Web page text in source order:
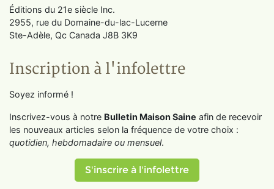
Éditions du 21e siècle Inc.
2955, rue du Domaine-du-lac-Lucerne
Ste-Adèle, Qc Canada J8B 3K9
Inscription à l'infolettre
Soyez informé !
Inscrivez-vous à notre Bulletin Maison Saine afin de recevoir
les nouveaux articles selon la fréquence de votre choix :
quotidien, hebdomadaire ou mensuel.
S'inscrire à l'infolettre